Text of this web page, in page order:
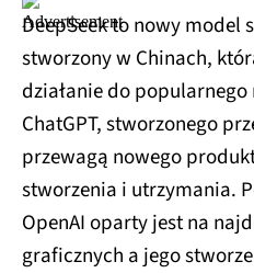
DeepSeek to nowy model
stworzony w Chinach,
działanie do popularnego
ChatGPT, stworzonego
przewagą nowego
stworzenia i utrzymania.
OpenAI oparty jest na
graficznych a jego